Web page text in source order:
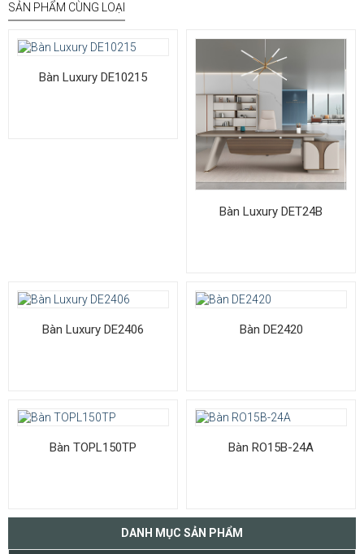
SẢN PHẨM CÙNG LOẠI
Bàn Luxury DE10215
Bàn Luxury DET24B
Bàn Luxury DE2406 Bàn DE2420
Bàn TOPL150TP Bàn RO15B-24A
DANH MỤC SẢN PHẨM